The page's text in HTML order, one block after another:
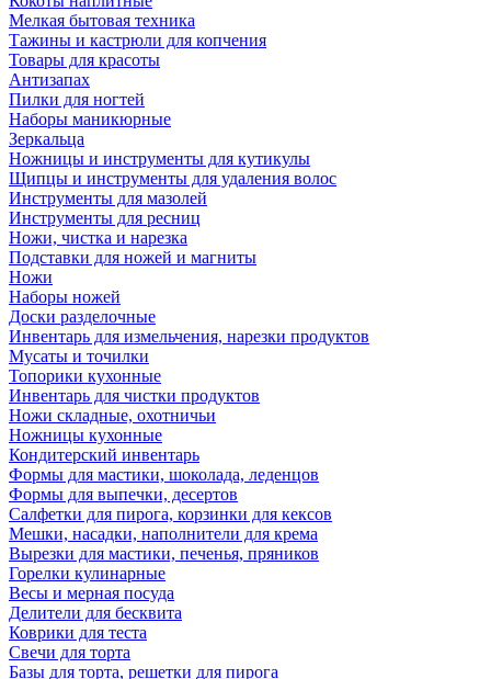
Мелкая бытовая техника
Тажины и кастрюли для копчения
Товары для красоты
Антизапах
Пилки для ногтей
Наборы маникюрные
Зеркальца
Ножницы и инструменты для кутикулы
Щипцы и инструменты для удаления волос
Инструменты для мазолей
Инструменты для ресниц
Ножи, чистка и нарезка
Подставки для ножей и магниты
Ножи
Наборы ножей
Доски разделочные
Инвентарь для измельчения, нарезки продуктов
Мусаты и точилки
Топорики кухонные
Инвентарь для чистки продуктов
Ножи складные, охотничьи
Ножницы кухонные
Кондитерский инвентарь
Формы для мастики, шоколада, леденцов
Формы для выпечки, десертов
Салфетки для пирога, корзинки для кексов
Мешки, насадки, наполнители для крема
Вырезки для мастики, печенья, пряников
Горелки кулинарные
Весы и мерная посуда
Делители для бесквита
Коврики для теста
Свечи для торта
Базы для торта, решетки для пирога